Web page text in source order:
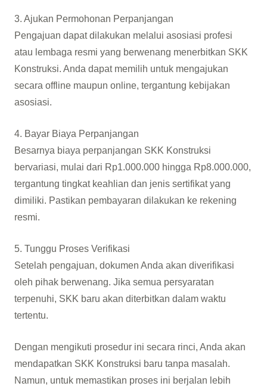
3. Ajukan Permohonan Perpanjangan
Pengajuan dapat dilakukan melalui asosiasi profesi
atau lembaga resmi yang berwenang menerbitkan SKK
Konstruksi. Anda dapat memilih untuk mengajukan
secara offline maupun online, tergantung kebijakan
asosiasi.
4. Bayar Biaya Perpanjangan
Besarnya biaya perpanjangan SKK Konstruksi
bervariasi, mulai dari Rp1.000.000 hingga Rp8.000.000,
tergantung tingkat keahlian dan jenis sertifikat yang
dimiliki. Pastikan pembayaran dilakukan ke rekening
resmi.
5. Tunggu Proses Verifikasi
Setelah pengajuan, dokumen Anda akan diverifikasi
oleh pihak berwenang. Jika semua persyaratan
terpenuhi, SKK baru akan diterbitkan dalam waktu
tertentu.
Dengan mengikuti prosedur ini secara rinci, Anda akan
mendapatkan SKK Konstruksi baru tanpa masalah.
Namun, untuk memastikan proses ini berjalan lebih